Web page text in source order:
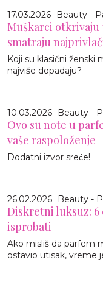
17.03.2026 Beauty -
Muškarci otkrivaju
smatraju
Koji su klasični ženski
najviše dopadaju?
10.03.2026 Beauty -
Ovo su note u
vaše raspoloženje
Dodatni izvor sreće!
26.02.2026 Beauty -
Diskretni luksuz: 6
isprobati
Ako misliš da parfem
ostavio utisak, vreme